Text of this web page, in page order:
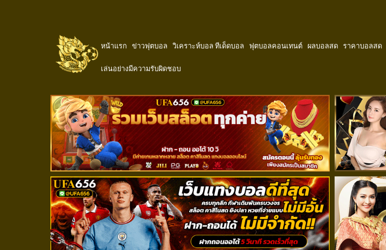
หน้าแรก ข่าวฟุตบอล วิเคราะห์บอล ทีเด็ดบอล ฟุตบอลคอนเทนต์ ผลบอลสด ราคาบอลสด
เล่นอย่างมีความรับผิดชอบ